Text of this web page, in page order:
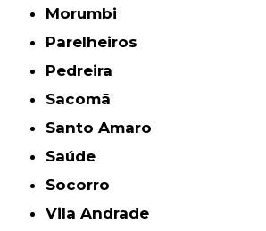
Morumbi
Parelheiros
Pedreira
Sacomã
Santo Amaro
Saúde
Socorro
Vila Andrade